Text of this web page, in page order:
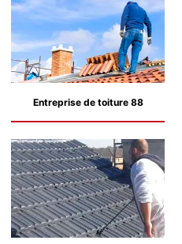
Entreprise de toiture 88